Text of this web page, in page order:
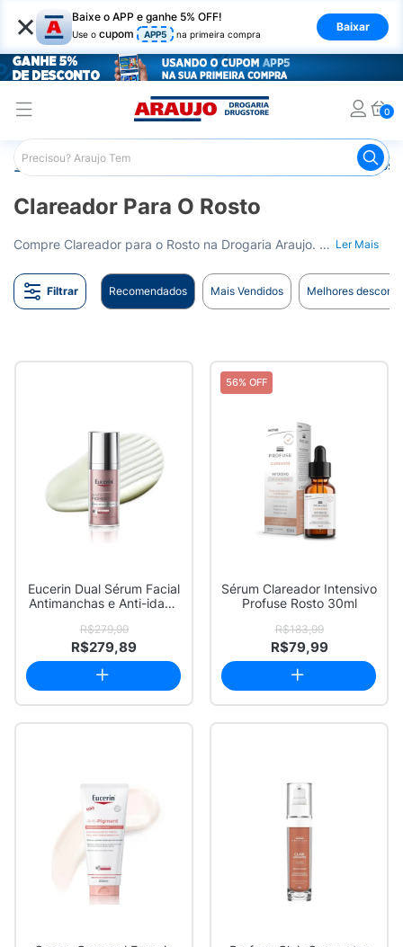
× Baixe o APP e ganhe 5% OFF!
Use o cupom APP5 na primeira compra
Baixar
0
Araujo Dermocosméticos Dermocosméticos para o
Clareador Para O Rosto
Compre Clareador para o Rosto na Drogaria Araujo. Renove e ilumine a pele do seu rosto. Entrega para todo o Brasil. Ler Mais
Filtrar Recomendados Mais Vendidos Melhores
Eucerin Dual Sérum Facial
Antimanchas e Anti-idade
R$279,99
R$279,89
56% OFF
Sérum Clareador Intensivo
Profuse Rosto 30ml
R$183,99
R$79,99